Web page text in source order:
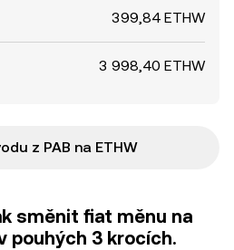
399,84 ETHW
3 998,40 ETHW
z PAB na ETHW
směnit fiat měnu na
pouhých 3 krocích.